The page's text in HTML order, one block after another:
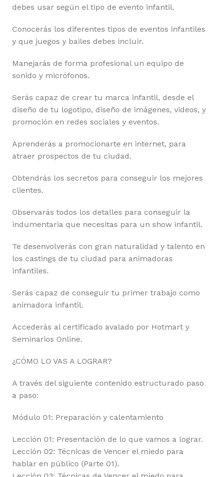
debes usar según el tipo de evento infantil.
Conocerás los diferentes tipos de eventos infantiles
y que juegos y bailes debes incluir.
Manejarás de forma profesional un equipo de
sonido y micrófonos.
Serás capaz de crear tu marca infantil, desde el
diseño de tu logotipo, diseño de imágenes, videos, y
promoción en redes sociales y eventos.
Aprenderás a promocionarte en internet, para
atraer prospectos de tu ciudad.
Obtendrás los secretos para conseguir los mejores
clientes.
Observarás todos los detalles para conseguir la
indumentaria que necesitas para un show infantil.
Te desenvolverás con gran naturalidad y talento en
los castings de tu ciudad para animadoras
infantiles.
Serás capaz de conseguir tu primer trabajo como
animadora infantil.
Accederás al certificado avalado por Hotmart y
Seminarios Online.
¿CÓMO LO VAS A LOGRAR?
A través del siguiente contenido estructurado paso
a paso:
Módulo 01: Preparación y calentamiento
Lección 01: Presentación de lo que vamos a lograr.
Lección 02: Técnicas de Vencer el miedo para
hablar en público (Parte 01).